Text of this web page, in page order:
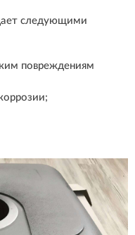
следующими
повреждениям